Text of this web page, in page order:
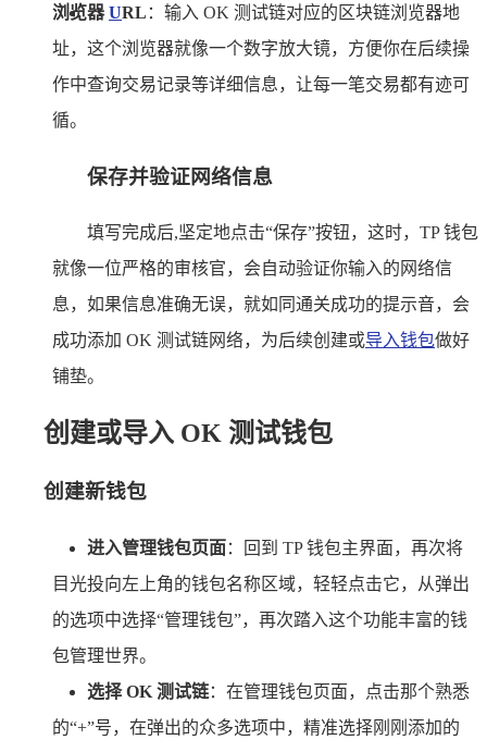
浏览器URL ：输入 OK 测试链对应的区块链浏览器地
址，这个浏览器就像一个数字放大镜，方便你在后续操
作中查询交易记录等详细信息，让每一笔交易都有迹可
循。
保存并验证网络信息
填写完成后,坚定地点击“保存”按钮，这时，TP 钱包
就像一位严格的审核官，会自动验证你输入的网络信
息，如果信息准确无误，就如同通关成功的提示音，会
成功添加 OK 测试链网络，为后续创建或导入钱包做好
铺垫。
创建或导入 OK 测试钱包
创建新钱包
进入管理钱包页面：回到 TP 钱包主界面，再次将
目光投向左上角的钱包名称区域，轻轻点击它，从弹出
的选项中选择“管理钱包”，再次踏入这个功能丰富的钱
包管理世界。
选择 OK 测试链：在管理钱包页面，点击那个熟悉
的“+”号，在弹出的众多选项中，精准选择刚刚添加的